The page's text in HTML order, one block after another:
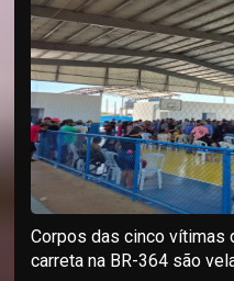
Corpos das cinco vítimas
carreta na BR-364 são